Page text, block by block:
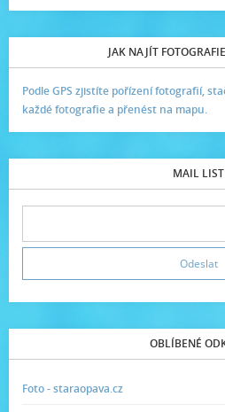
JAK NAJÍT
Podle GPS zjistíte pořízení fotografií,
každé fotografie a přenést na mapu.
MAIL LIST
OBLÍBENÉ
Foto - staraopava.cz